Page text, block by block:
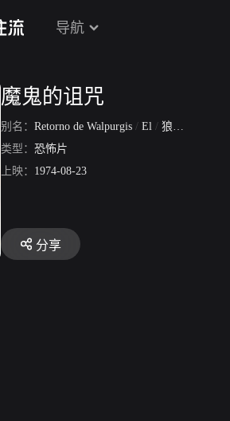
导航
魔鬼的诅咒
别名： Retorno de Walpurgis / El / 狼人归来
类型： 恐怖片
上映： 1974-08-23
分享